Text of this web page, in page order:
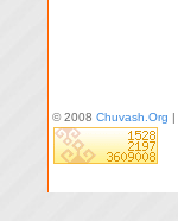
© 2008 Chuvash.Org |